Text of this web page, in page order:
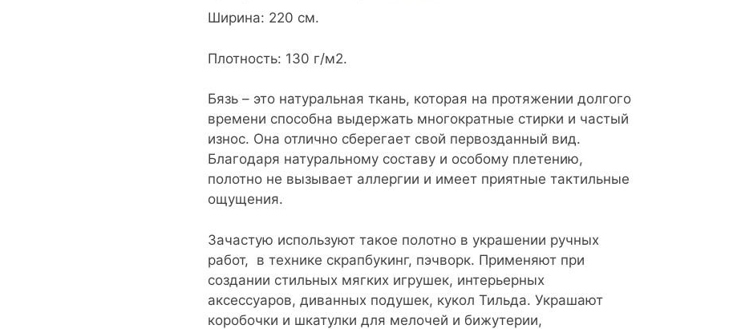
220см
Северное
кількість
Ширина: 220 см.
Плотность: 130 г/м2.
Бязь – это натуральная ткань, которая на протяжении долгого
времени способна выдержать многократные стирки и частый
износ. Она отлично сберегает свой первозданный вид.
Благодаря натуральному составу и особому плетению,
полотно не вызывает аллергии и имеет приятные тактильные
ощущения.
Зачастую используют такое полотно в украшении ручных
работ, в технике скрапбукинг, пэчворк. Применяют при
создании стильных мягких игрушек, интерьерных
аксессуаров, диванных подушек, кукол Тильда. Украшают
коробочки и шкатулки для мелочей и бижутерии,